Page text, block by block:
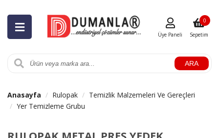
ARA
Üye Paneli Sepetim
0
Anasayfa Rulopak
Temizlik Malzemeleri Ve Gereçleri
Yer Temizleme Grubu